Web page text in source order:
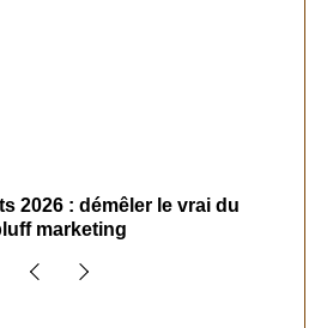
2026 : démêler le vrai du
marketing